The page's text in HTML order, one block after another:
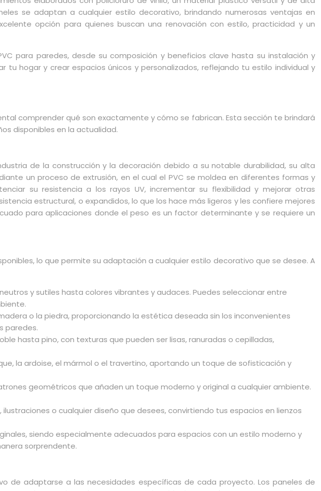
se adaptan a cualquier estilo decorativo, brindando numerosas ventajas en
opción para quienes buscan una renovación con estilo, practicidad y un
para paredes, desde su composición y beneficios clave hasta su instalación y
hogar y crear espacios únicos y personalizados, reflejando tu estilo individual y
comprender qué son exactamente y cómo se fabrican. Esta sección te brindará
disponibles en la actualidad.
de la construcción y la decoración debido a su notable durabilidad, su alta
un proceso de extrusión, en el cual el PVC se moldea en diferentes formas y
su resistencia a los rayos UV, incrementar su flexibilidad y mejorar otras
estructural, o expandidos, lo que los hace más ligeros y les confiere mejores
para aplicaciones donde el peso es un factor determinante y se requiere un
lo que permite su adaptación a cualquier estilo decorativo que se desee. A
y sutiles hasta colores vibrantes y audaces. Puedes seleccionar entre
o la piedra, proporcionando la estética deseada sin los inconvenientes
paredes.
hasta pino, con texturas que pueden ser lisas, ranuradas o cepilladas,
la ardoise, el mármol o el travertino, aportando un toque de sofisticación y
geométricos que añaden un toque moderno y original a cualquier ambiente.
o cualquier diseño que desees, convirtiendo tus espacios en lienzos
siendo especialmente adecuados para espacios con un estilo moderno y
sorprendente.
de adaptarse a las necesidades específicas de cada proyecto. Los paneles de